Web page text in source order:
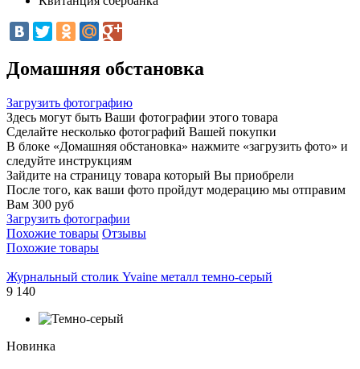
Домашняя обстановка
Загрузить фотографию
Здесь могут быть Ваши фотографии этого товара
Сделайте несколько фотографий Вашей покупки
В блоке «Домашняя обстановка» нажмите «загрузить фото» и
следуйте инструкциям
Зайдите на страницу товара который Вы приобрели
После того, как ваши фото пройдут модерацию мы отправим
Вам 300 руб
Загрузить фотографии
Похожие товары Отзывы
Похожие товары
Журнальный столик Yvaine металл темно-серый
9 140
Новинка